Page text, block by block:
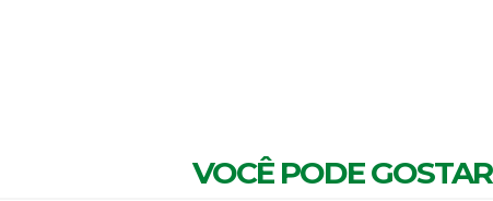
VOCÊ PODE GOSTAR